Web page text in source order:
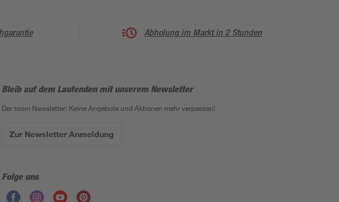
Abholung im Markt in 2 Stunden
Bleib auf dem Laufenden mit unserem Newsletter
Der toom Newsletter: Keine Angebote und Aktionen mehr verpassen!
Zur Newsletter Anmeldung
Folge uns